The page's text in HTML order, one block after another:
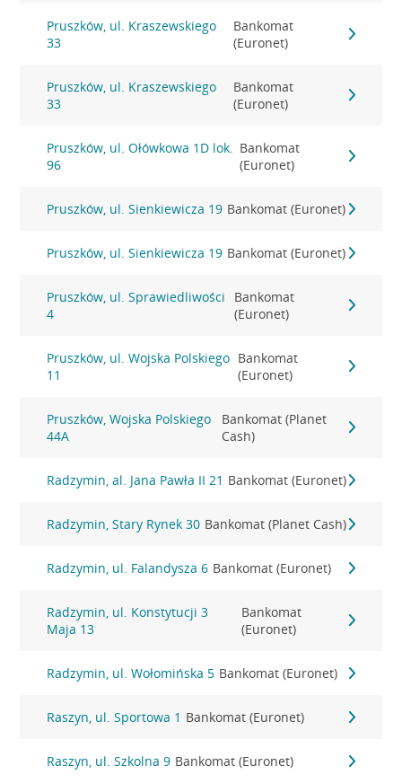
Pruszków, ul. Kraszewskiego
33
Bankomat
(Euronet)
Pruszków, ul. Kraszewskiego
33
Bankomat
(Euronet)
Pruszków, ul. Ołówkowa 1D lok.
96
Bankomat
(Euronet)
Pruszków, ul. Sienkiewicza 19 Bankomat (Euronet)
Pruszków, ul. Sienkiewicza 19 Bankomat (Euronet)
Pruszków, ul. Sprawiedliwości
4
Bankomat
(Euronet)
Pruszków, ul. Wojska Polskiego
11
Bankomat
(Euronet)
Pruszków, Wojska Polskiego
44A
Bankomat (Planet
Cash)
Radzymin, al. Jana Pawła II 21 Bankomat (Euronet)
Radzymin, Stary Rynek 30 Bankomat (Planet Cash)
Radzymin, ul. Falandysza 6 Bankomat (Euronet)
Radzymin, ul. Konstytucji 3
Maja 13
Bankomat
(Euronet)
Radzymin, ul. Wołomińska 5 Bankomat (Euronet)
Raszyn, ul. Sportowa 1 Bankomat (Euronet)
Raszyn, ul. Szkolna 9 Bankomat (Euronet)